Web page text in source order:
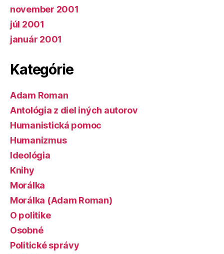
november 2001
júl 2001
január 2001
Kategórie
Adam Roman
Antológia z diel iných autorov
Humanistická pomoc
Humanizmus
Ideológia
Knihy
Morálka
Morálka (Adam Roman)
O politike
Osobné
Politické správy